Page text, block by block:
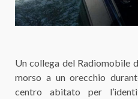
Un collega del Radiomobile
morso a un orecchio
centro abitato per